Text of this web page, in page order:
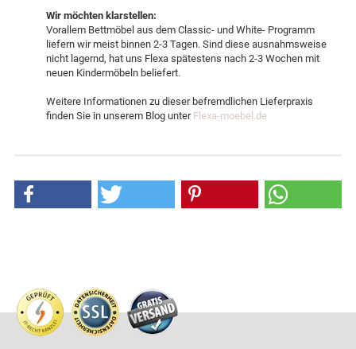
Wir möchten klarstellen:
Vorallem Bettmöbel aus dem Classic- und White- Programm
liefern wir meist binnen 2-3 Tagen. Sind diese ausnahmsweise
nicht lagernd, hat uns Flexa spätestens nach 2-3 Wochen mit
neuen Kindermöbeln beliefert.
Weitere Informationen zu dieser befremdlichen Lieferpraxis
finden Sie in unserem Blog unter Flexa-moebel.de